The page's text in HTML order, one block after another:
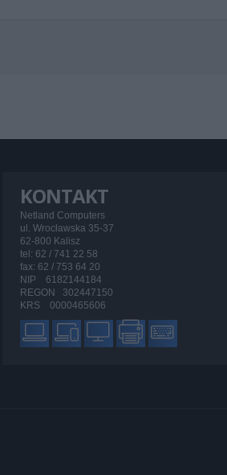
KONTAKT
Netland Computers
ul. Wrocławska 35-37
62-800 Kalisz
tel: 62 / 741 22 58
fax: 62 / 753 64 20
NIP 6182144184
REGON 302447150
KRS 0000465606